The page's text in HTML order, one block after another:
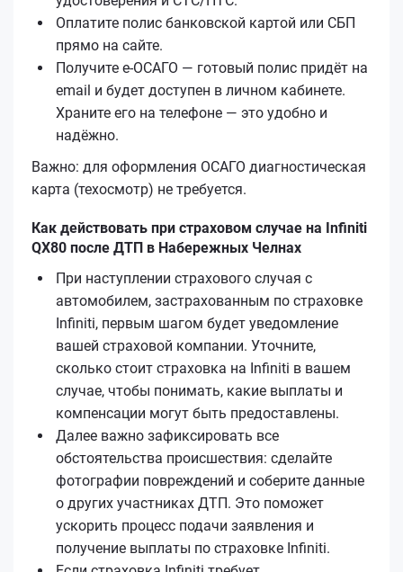
Оплатите полис банковской картой или СБП
прямо на сайте.
Получите е‑ОСАГО — готовый полис придёт на
email и будет доступен в личном кабинете.
Храните его на телефоне — это удобно и
надёжно.
Важно: для оформления ОСАГО диагностическая
карта (техосмотр) не требуется.
Как действовать при страховом случае на Infiniti
QX80 после ДТП в Набережных Челнах
При наступлении страхового случая с
автомобилем, застрахованным по страховке
Infiniti, первым шагом будет уведомление
вашей страховой компании. Уточните,
сколько стоит страховка на Infiniti в вашем
случае, чтобы понимать, какие выплаты и
компенсации могут быть предоставлены.
Далее важно зафиксировать все
обстоятельства происшествия: сделайте
фотографии повреждений и соберите данные
о других участниках ДТП. Это поможет
ускорить процесс подачи заявления и
получение выплаты по страховке Infiniti.